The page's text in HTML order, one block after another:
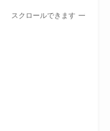
スクロールできます